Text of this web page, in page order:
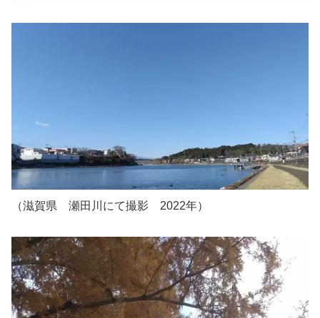
（滋賀県 瀬田川にて撮影 2022年）